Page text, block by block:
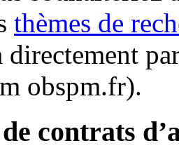
thèmes de
directement
obspm.fr).
contrats